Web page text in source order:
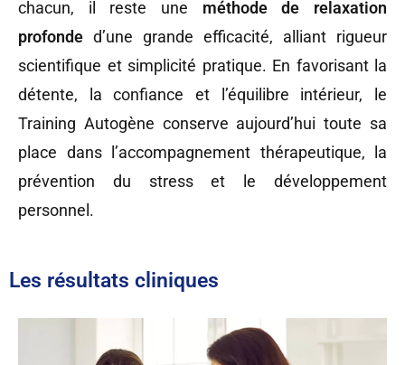
chacun, il reste une méthode de relaxation
profonde d’une grande efficacité, alliant rigueur
scientifique et simplicité pratique. En favorisant la
détente, la confiance et l’équilibre intérieur, le
Training Autogène conserve aujourd’hui toute sa
place dans l’accompagnement thérapeutique, la
prévention du stress et le développement
personnel.
Les résultats cliniques